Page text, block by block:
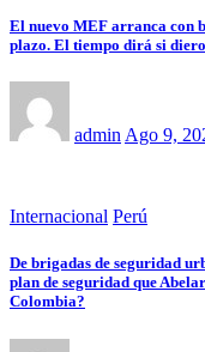
El nuevo MEF arranca con
plazo. El tiempo dirá si
admin Ago 9,
Internacional Perú
De brigadas de seguridad
plan de seguridad que
Colombia?